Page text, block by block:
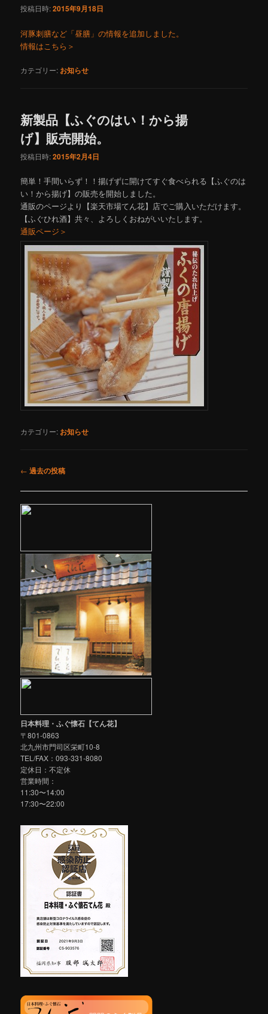
投稿日時:2015年9月18日
河豚刺膳など「昼膳」の情報を追加しました。
情報はこちら＞
カテゴリー: お知らせ
新製品【ふぐのはい！から揚
げ】販売開始。
投稿日時:2015年2月4日
簡単！手間いらず！！揚げずに開けてすぐ食べられる【ふぐのは
い！から揚げ】の販売を開始しました。
通販のページより【楽天市場てん花】店でご購入いただけます。
【ふぐひれ酒】共々、よろしくおねがいいたします。
通販ページ＞
カテゴリー: お知らせ
投
ナ
ビ
ョ
ン
← 過去の投稿
日本料理・ふぐ懐石【てん花】
〒801-0863
北九州市門司区栄町10-8
TEL/FAX：093-331-8080
定休日：不定休
営業時間：
11:30〜14:00
17:30〜22:00